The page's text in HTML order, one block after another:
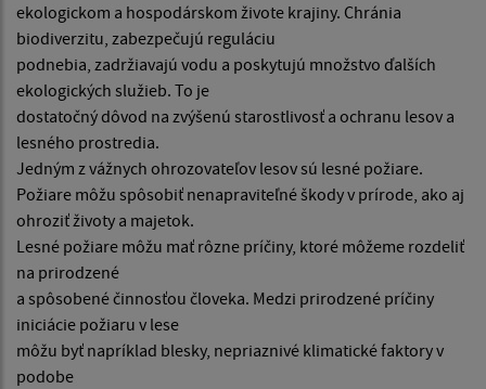
ekologickom a hospodárskom živote krajiny. Chránia
biodiverzitu, zabezpečujú reguláciu
podnebia, zadržiavajú vodu a poskytujú množstvo ďalších
ekologických služieb. To je
dostatočný dôvod na zvýšenú starostlivosť a ochranu lesov a
lesného prostredia.
Jedným z vážnych ohrozovateľov lesov sú lesné požiare.
Požiare môžu spôsobiť nenapraviteľné škody v prírode, ako aj
ohroziť životy a majetok.
Lesné požiare môžu mať rôzne príčiny, ktoré môžeme rozdeliť
na prirodzené
a spôsobené činnosťou človeka. Medzi prirodzené príčiny
iniciácie požiaru v lese
môžu byť napríklad blesky, nepriaznivé klimatické faktory v
podobe